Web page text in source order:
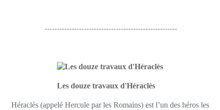
------------------------------------------------------
Les douze travaux d'Héraclès
Héraclès (appelé Hercule par les Romains) est l’un des héros les